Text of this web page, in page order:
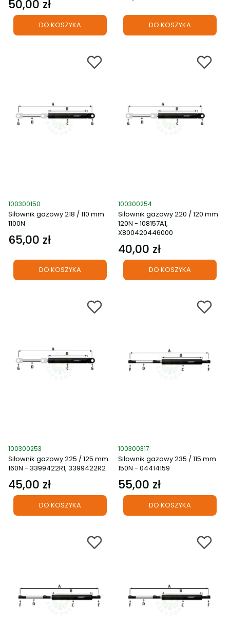
Cena
50,00 zł
DO KOSZYKA DO KOSZYKA
Kod produktu
100300150
Siłownik gazowy 218 / 110 mm
1100N
Cena
65,00 zł
DO KOSZYKA
Kod produktu
100300254
Siłownik gazowy 220 / 120 mm
120N - 108157A1,
X800420446000
Cena
40,00 zł
DO KOSZYKA
Kod produktu
100300253
Siłownik gazowy 225 / 125 mm
160N - 3399422R1, 3399422R2
Cena
45,00 zł
DO KOSZYKA
Kod produktu
100300317
Siłownik gazowy 235 / 115 mm
150N - 04414159
Cena
55,00 zł
DO KOSZYKA